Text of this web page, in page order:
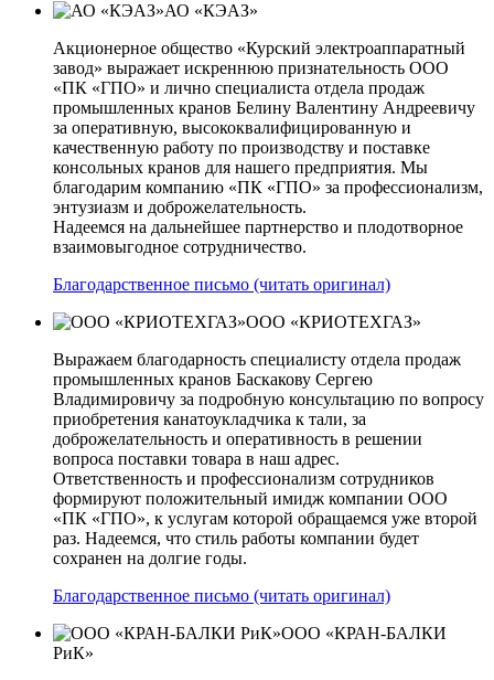
АО «КЭАЗ»
Акционерное общество «Курский электроаппаратный
завод» выражает искреннюю признательность ООО
«ПК «ГПО» и лично специалиста отдела продаж
промышленных кранов Белину Валентину Андреевичу
за оперативную, высококвалифицированную и
качественную работу по производству и поставке
консольных кранов для нашего предприятия. Мы
благодарим компанию «ПК «ГПО» за профессионализм,
энтузиазм и доброжелательность.
Надеемся на дальнейшее партнерство и плодотворное
взаимовыгодное сотрудничество.
Благодарственное письмо (читать оригинал)
ООО «КРИОТЕХГАЗ»
Выражаем благодарность специалисту отдела продаж
промышленных кранов Баскакову Сергею
Владимировичу за подробную консультацию по вопросу
приобретения канатоукладчика к тали, за
доброжелательность и оперативность в решении
вопроса поставки товара в наш адрес.
Ответственность и профессионализм сотрудников
формируют положительный имидж компании ООО
«ПК «ГПО», к услугам которой обращаемся уже второй
раз. Надеемся, что стиль работы компании будет
сохранен на долгие годы.
Благодарственное письмо (читать оригинал)
ООО «КРАН-БАЛКИ
РиК»